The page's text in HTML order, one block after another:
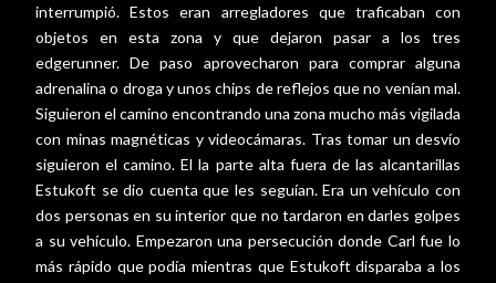
interrumpió. Estos eran arregladores que traficaban con
objetos en esta zona y que dejaron pasar a los tres
edgerunner. De paso aprovecharon para comprar alguna
adrenalina o droga y unos chips de reflejos que no venían mal.
Siguieron el camino encontrando una zona mucho más vigilada
con minas magnéticas y videocámaras. Tras tomar un desvío
siguieron el camino. El la parte alta fuera de las alcantarillas
Estukoft se dio cuenta que les seguían. Era un vehículo con
dos personas en su interior que no tardaron en darles golpes
a su vehículo. Empezaron una persecución donde Carl fue lo
más rápido que podía mientras que Estukoft disparaba a los